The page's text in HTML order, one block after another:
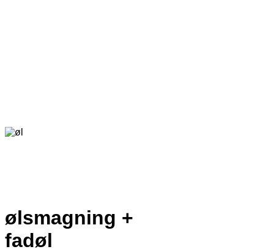
ølsmagning +
fadøl